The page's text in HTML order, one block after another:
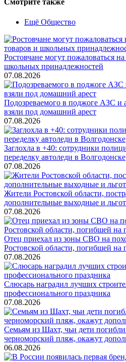
Смотрите также
Ещё Общество
Ростовчане могут пожаловаться
школьных принадлежностей
07.08.2026
Подозреваемого в поджоге АЗС и
взяли под домашний арест
07.08.2026
Заглохла в +40: сотрудники
переделку автоледи в Волгодонске
07.08.2026
Жители Ростовской области,
дополнительные выходные и
07.08.2026
Отец приехал из зоны СВО на
Ростовской области, погибшей
07.08.2026
Слюсарь наградил лучших
профессионального праздника
07.08.2026
Семьям из Шахт, чьи дети погибли
черноморский пляж, окажут
06.08.2026